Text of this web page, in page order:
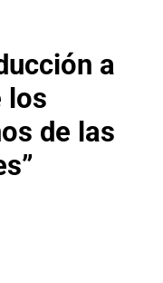
a
los
de las